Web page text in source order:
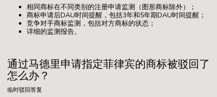
相同商标在不同类别的注册申请监测（图形商标除外）；
商标申请后DAU时间提醒，包括3年和5年期DAU时间提醒；
竞争对手商标监测，包括对方商标的状态；
详细的监测报告。
通过马德里申请指定菲律宾的商标被驳回了
怎么办？
临时驳回答复